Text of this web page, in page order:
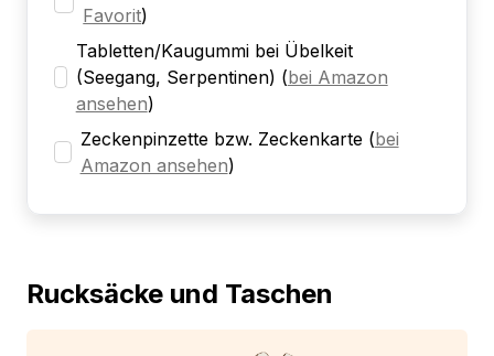
Favorit)
Tabletten/Kaugummi bei Übelkeit
(Seegang, Serpentinen) (bei Amazon
ansehen)
Zeckenpinzette bzw. Zeckenkarte (bei
Amazon ansehen)
Rucksäcke und Taschen